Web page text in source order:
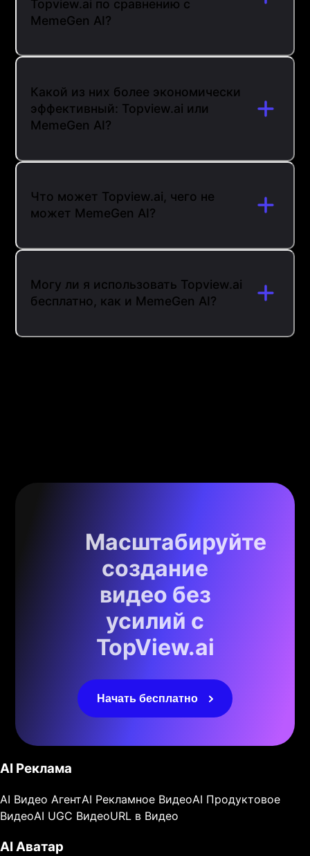
Topview.ai по сравнению с
MemeGen AI?
Какой из них более экономически
эффективный: Topview.ai или
MemeGen AI?
Что может Topview.ai, чего не
может MemeGen AI?
Могу ли я использовать Topview.ai
бесплатно, как и MemeGen AI?
Масштабируйте
создание
видео без
усилий с
TopView.ai
Начать бесплатно
AI Реклама
AI Видео АгентAI Рекламное ВидеоAI Продуктовое
ВидеоAI UGC ВидеоURL в Видео
AI Аватар